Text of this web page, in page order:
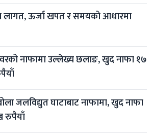
लागत, ऊर्जा खपत र समयको आधारमा
नाफामा उल्लेख्य छलाङ, खुद नाफा १७
जलविद्युत घाटाबाट नाफामा, खुद नाफा
रुपैयाँ